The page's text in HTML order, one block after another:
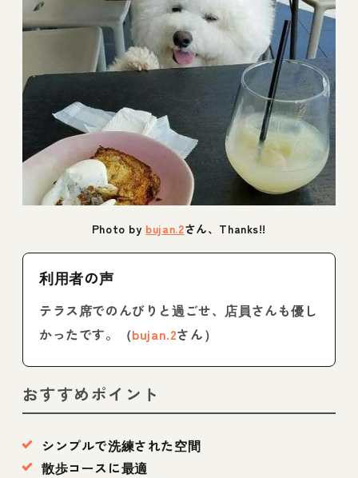
Photo by bujan.2さん、Thanks!!
利用者の声
テラス席でのんびりと過ごせ、店員さんも優し
かったです。（bujan.2さん）
おすすめポイント
シンプルで洗練された空間
散歩コースに最適